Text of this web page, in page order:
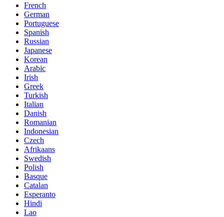
French
German
Portuguese
Spanish
Russian
Japanese
Korean
Arabic
Irish
Greek
Turkish
Italian
Danish
Romanian
Indonesian
Czech
Afrikaans
Swedish
Polish
Basque
Catalan
Esperanto
Hindi
Lao